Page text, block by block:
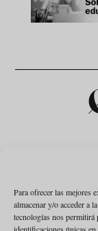
Para ofrecer las mejores
almacenar y/o acceder a
tecnologías nos permitirá